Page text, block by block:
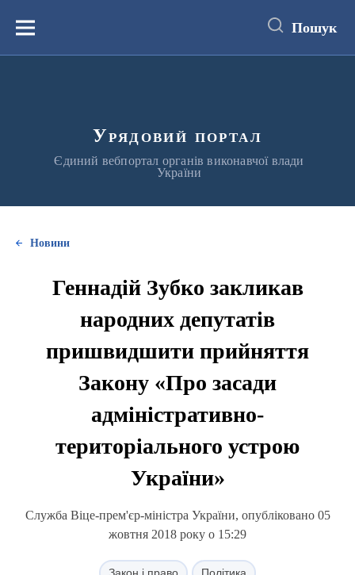
вмістуМеню Пошук
Урядовий портал
Єдиний вебпортал органів виконавчої влади
України
Новини
Геннадій Зубко закликав
народних депутатів
пришвидшити прийняття
Закону «Про засади
адміністративно-
територіального устрою
України»
Служба Віце-прем'єр-міністра України, опубліковано 05
жовтня 2018 року о 15:29